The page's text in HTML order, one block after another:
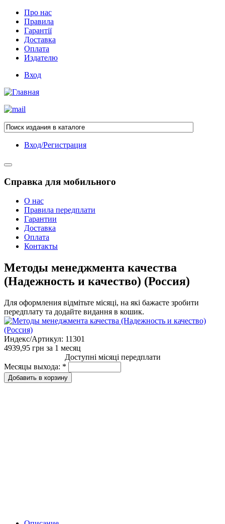
Про нас
Правила
Гарантії
Доставка
Оплата
Издателю
Вход
Вход/Регистрация
Справка для мобильного
О нас
Правила передплати
Гарантии
Доставка
Оплата
Контакты
Методы менеджмента качества
(Надежность и качество) (Россия)
Для оформления відмітьте місяці, на які бажаєте зробити
передплату та додайте видання в кошик.
Индекс/Артикул: 11301
4939,95 грн за 1 месяц
Доступні місяці передплати
Месяцы выхода: *